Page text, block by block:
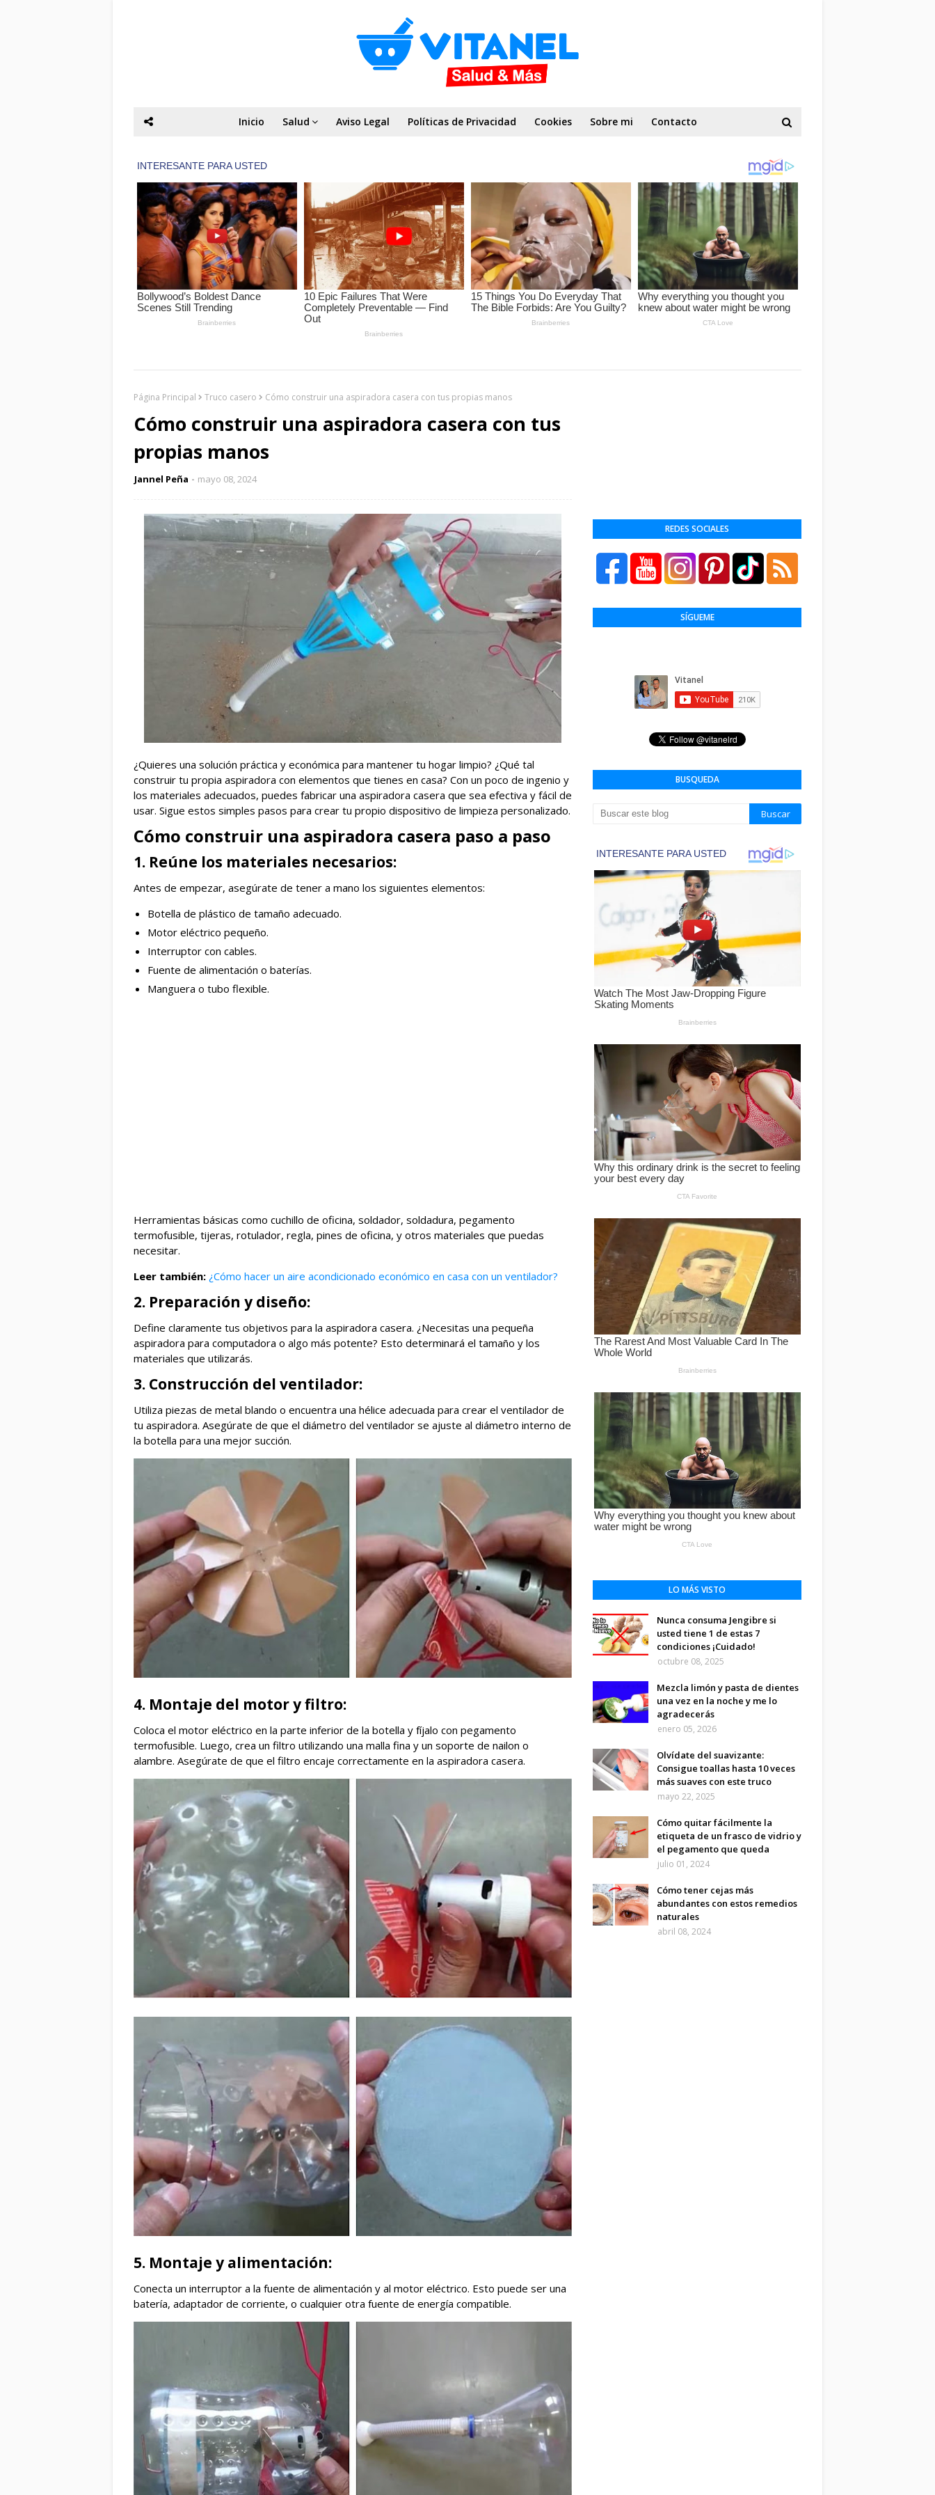
Inicio Salud Aviso Legal Políticas de Privacidad Cookies Sobre mi Contacto
Página Principal Truco casero Cómo construir una aspiradora casera con tus propias manos
Cómo construir una aspiradora casera con tus
propias manos
Jannel Peña mayo 08, 2024
¿Quieres una solución práctica y económica para mantener tu hogar limpio? ¿Qué tal
construir tu propia aspiradora con elementos que tienes en casa? Con un poco de ingenio y
los materiales adecuados, puedes fabricar una aspiradora casera que sea efectiva y fácil de
usar. Sigue estos simples pasos para crear tu propio dispositivo de limpieza personalizado.
Cómo construir una aspiradora casera paso a paso
1. Reúne los materiales necesarios:
Antes de empezar, asegúrate de tener a mano los siguientes elementos:
Botella de plástico de tamaño adecuado.
Motor eléctrico pequeño.
Interruptor con cables.
Fuente de alimentación o baterías.
Manguera o tubo flexible.
Herramientas básicas como cuchillo de oficina, soldador, soldadura, pegamento
termofusible, tijeras, rotulador, regla, pines de oficina, y otros materiales que puedas
necesitar.
Leer también: ¿Cómo hacer un aire acondicionado económico en casa con un ventilador?
2. Preparación y diseño:
Define claramente tus objetivos para la aspiradora casera. ¿Necesitas una pequeña
aspiradora para computadora o algo más potente? Esto determinará el tamaño y los
materiales que utilizarás.
3. Construcción del ventilador:
Utiliza piezas de metal blando o encuentra una hélice adecuada para crear el ventilador de
tu aspiradora. Asegúrate de que el diámetro del ventilador se ajuste al diámetro interno de
la botella para una mejor succión.
4. Montaje del motor y filtro:
Coloca el motor eléctrico en la parte inferior de la botella y fíjalo con pegamento
termofusible. Luego, crea un filtro utilizando una malla fina y un soporte de nailon o
alambre. Asegúrate de que el filtro encaje correctamente en la aspiradora casera.
5. Montaje y alimentación:
Conecta un interruptor a la fuente de alimentación y al motor eléctrico. Esto puede ser una
batería, adaptador de corriente, o cualquier otra fuente de energía compatible.
REDES SOCIALES
SÍGUEME
BUSQUEDA
LO MÁS VISTO
Nunca consuma Jengibre si
usted tiene 1 de estas 7
condiciones ¡Cuidado!
octubre 08, 2025
Mezcla limón y pasta de dientes
una vez en la noche y me lo
agradecerás
enero 05, 2026
Olvídate del suavizante:
Consigue toallas hasta 10 veces
más suaves con este truco
mayo 22, 2025
Cómo quitar fácilmente la
etiqueta de un frasco de vidrio y
el pegamento que queda
julio 01, 2024
Cómo tener cejas más
abundantes con estos remedios
naturales
abril 08, 2024